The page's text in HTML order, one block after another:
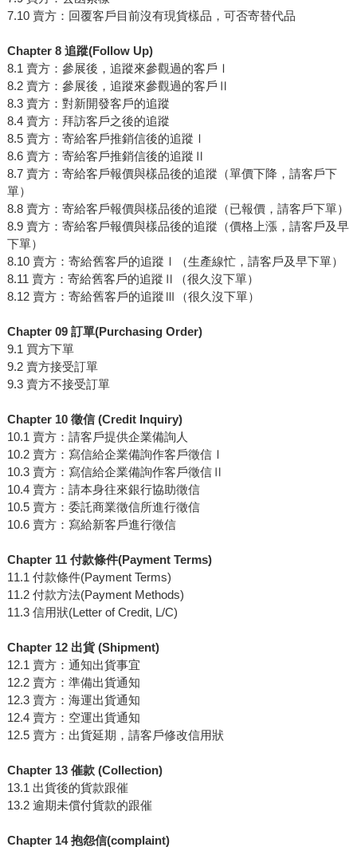
7.10 賣方：回覆客戶目前沒有現貨樣品，可否寄替代品
Chapter 8 追蹤(Follow Up)
8.1 賣方：參展後，追蹤來參觀過的客戶Ⅰ
8.2 賣方：參展後，追蹤來參觀過的客戶Ⅱ
8.3 賣方：對新開發客戶的追蹤
8.4 賣方：拜訪客戶之後的追蹤
8.5 賣方：寄給客戶推銷信後的追蹤Ⅰ
8.6 賣方：寄給客戶推銷信後的追蹤Ⅱ
8.7 賣方：寄給客戶報價與樣品後的追蹤（單價下降，請客戶下
單）
8.8 賣方：寄給客戶報價與樣品後的追蹤（已報價，請客戶下單）
8.9 賣方：寄給客戶報價與樣品後的追蹤（價格上漲，請客戶及早
下單）
8.10 賣方：寄給舊客戶的追蹤Ⅰ（生產線忙，請客戶及早下單）
8.11 賣方：寄給舊客戶的追蹤Ⅱ（很久沒下單）
8.12 賣方：寄給舊客戶的追蹤Ⅲ（很久沒下單）
Chapter 09 訂單(Purchasing Order)
9.1 買方下單
9.2 賣方接受訂單
9.3 賣方不接受訂單
Chapter 10 徵信 (Credit Inquiry)
10.1 賣方：請客戶提供企業備詢人
10.2 賣方：寫信給企業備詢作客戶徵信Ⅰ
10.3 賣方：寫信給企業備詢作客戶徵信Ⅱ
10.4 賣方：請本身往來銀行協助徵信
10.5 賣方：委託商業徵信所進行徵信
10.6 賣方：寫給新客戶進行徵信
Chapter 11 付款條件(Payment Terms)
11.1 付款條件(Payment Terms)
11.2 付款方法(Payment Methods)
11.3 信用狀(Letter of Credit, L/C)
Chapter 12 出貨 (Shipment)
12.1 賣方：通知出貨事宜
12.2 賣方：準備出貨通知
12.3 賣方：海運出貨通知
12.4 賣方：空運出貨通知
12.5 賣方：出貨延期，請客戶修改信用狀
Chapter 13 催款 (Collection)
13.1 出貨後的貨款跟催
13.2 逾期未償付貨款的跟催
Chapter 14 抱怨信(complaint)